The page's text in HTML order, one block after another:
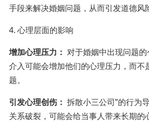
手段来解决婚姻问题，从而引发道德风
4. 心理层面的影响
增加心理压力： 对于婚姻中出现问题
介入可能会增加他们的心理压力，而不
题。
引发心理创伤： 拆散小三公司”的行为
关系破裂，可能会给当事人带来长期的